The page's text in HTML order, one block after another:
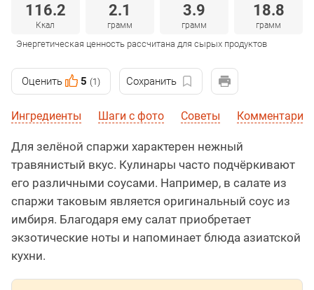
116.2
Ккал
2.1
грамм
3.9
грамм
18.8
грамм
Энергетическая ценность рассчитана для сырых продуктов
Оценить 5 (1) Сохранить
Ингредиенты Шаги с фото Советы Комментарии
Для зелёной спаржи характерен нежный
травянистый вкус. Кулинары часто подчёркивают
его различными соусами. Например, в салате из
спаржи таковым является оригинальный соус из
имбиря. Благодаря ему салат приобретает
экзотические ноты и напоминает блюда азиатской
кухни.